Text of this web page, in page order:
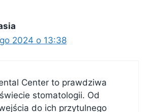
2024 o 13:38
Center to prawdziwa
stomatologii. Od
do ich przytulnego